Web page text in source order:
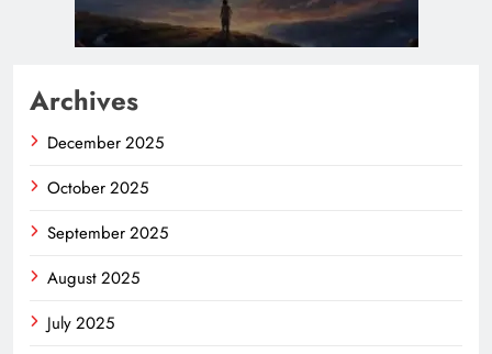
Archives
December 2025
October 2025
September 2025
August 2025
July 2025